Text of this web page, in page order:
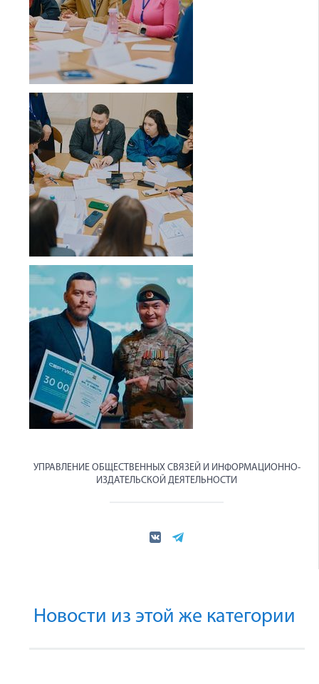
УПРАВЛЕНИЕ ОБЩЕСТВЕННЫХ СВЯЗЕЙ И ИНФОРМАЦИОННО-
ИЗДАТЕЛЬСКОЙ ДЕЯТЕЛЬНОСТИ
Новости из этой же категории